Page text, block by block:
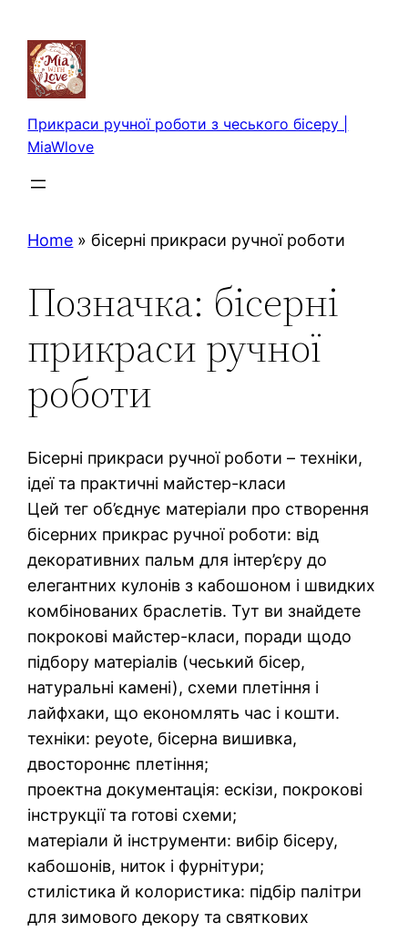
вмісту
Прикраси ручної роботи з чеського бісеру |
MiaWlove
Home » бісерні прикраси ручної роботи
Позначка: бісерні
прикраси ручної
роботи
Бісерні прикраси ручної роботи – техніки,
ідеї та практичні майстер-класи
Цей тег об’єднує матеріали про створення
бісерних прикрас ручної роботи: від
декоративних пальм для інтер’єру до
елегантних кулонів з кабошоном і швидких
комбінованих браслетів. Тут ви знайдете
покрокові майстер-класи, поради щодо
підбору матеріалів (чеський бісер,
натуральні камені), схеми плетіння і
лайфхаки, що економлять час і кошти.
техніки: peyote, бісерна вишивка,
двостороннє плетіння;
проектна документація: ескізи, покрокові
інструкції та готові схеми;
матеріали й інструменти: вибір бісеру,
кабошонів, ниток і фурнітури;
стилістика й колористика: підбір палітри
для зимового декору та святкових